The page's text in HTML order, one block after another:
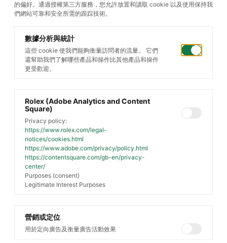
的偏好。通過授權第三方服務，您允許放置和讀取 cookie 以及使用保持我
們網站可靠和安全所需的跟踪技術。
數據分析與統計
這些 cookie 使我們能夠衡量訪問者的流量。 它們
還幫助我們了解哪些產品和操作比其他產品和操作
更受歡迎。
Rolex (Adobe Analytics and Content
Square)
Privacy policy:
https://www.rolex.com/legal-
notices/cookies.html
https://www.adobe.com/privacy/policy.html
https://contentsquare.com/gb-en/privacy-
center/
Purposes (consent)
Legitimate Interest Purposes
營銷或定位
用於定向廣告及衡量廣告活動效果